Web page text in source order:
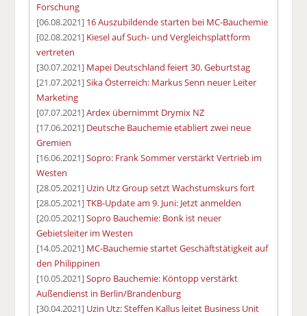
Forschung
[06.08.2021] 16 Auszubildende starten bei MC-Bauchemie
[02.08.2021] Kiesel auf Such- und Vergleichsplattform
vertreten
[30.07.2021] Mapei Deutschland feiert 30. Geburtstag
[21.07.2021]Sika Österreich: Markus Senn neuer Leiter
Marketing
[07.07.2021]Ardex übernimmt Drymix NZ
[17.06.2021] Deutsche Bauchemie etabliert zwei neue
Gremien
[16.06.2021]Sopro: Frank Sommer verstärkt Vertrieb im
Westen
[28.05.2021] Uzin Utz Group setzt Wachstumskurs fort
[28.05.2021]TKB-Update am 9. Juni: Jetzt anmelden
[20.05.2021]Sopro Bauchemie: Bonk ist neuer
Gebietsleiter im Westen
[14.05.2021] MC-Bauchemie startet Geschäftstätigkeit auf
den Philippinen
[10.05.2021]Sopro Bauchemie: Köntopp verstärkt
Außendienst in Berlin/Brandenburg
[30.04.2021] Uzin Utz: Steffen Kallus leitet Business Unit